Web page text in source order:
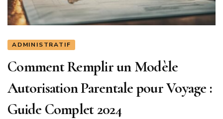
ADMINISTRATIF
Comment Remplir un Modèle
Autorisation Parentale pour Voyage :
Guide Complet 2024